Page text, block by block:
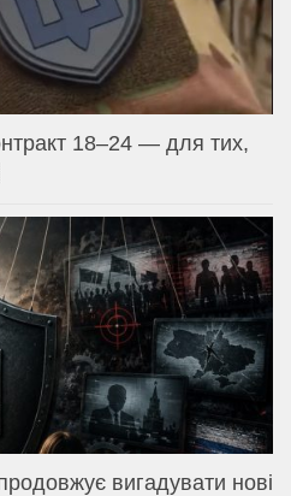
18–24 — для тих,
вигадувати нові